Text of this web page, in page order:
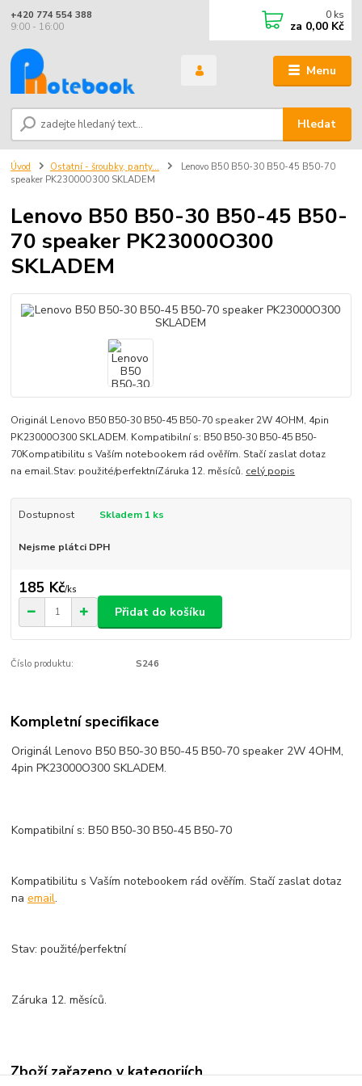
Menu
Hledat
+420 774 554 388
9:00 - 16:00
0 ks
za 0,00 Kč
Úvod Ostatní - šroubky, panty...
Lenovo B50 B50-30 B50-45 B50-70
speaker PK23000O300 SKLADEM
Lenovo B50 B50-30 B50-45 B50-
70 speaker PK23000O300
SKLADEM
Originál Lenovo B50 B50-30 B50-45 B50-70 speaker 2W 4OHM, 4pin
PK23000O300 SKLADEM. Kompatibilní s: B50 B50-30 B50-45 B50-
70Kompatibilitu s Vaším notebookem rád ověřím. Stačí zaslat dotaz
na email.Stav: použité/perfektníZáruka 12. měsíců. celý popis
Dostupnost Skladem 1 ks
Nejsme plátci DPH
185 Kč/ks
Přidat do košíku
Číslo produktu: S246
Kompletní specifikace
Originál Lenovo B50 B50-30 B50-45 B50-70 speaker 2W 4OHM,
4pin PK23000O300 SKLADEM.
Kompatibilní s: B50 B50-30 B50-45 B50-70
Kompatibilitu s Vaším notebookem rád ověřím. Stačí zaslat dotaz
naemail.
Stav: použité/perfektní
Záruka 12. měsíců.
Zboží zařazeno v kategoriích